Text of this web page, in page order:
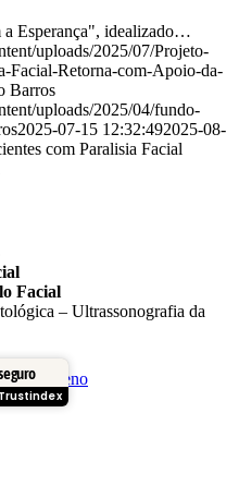
Colágeno
a Esperança", idealizado…
uploads/2025/07/Projeto-
Facial-Retorna-com-Apoio-da-
Barros
uploads/2025/04/fundo-
2025-07-15 12:32:492025-08-
com Paralisia Facial
Facial
– Ultrassonografia da
Trustindex